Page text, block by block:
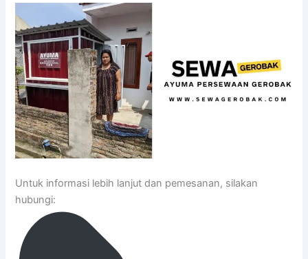
Untuk informasi lebih lanjut dan pemesanan, silakan
hubungi: